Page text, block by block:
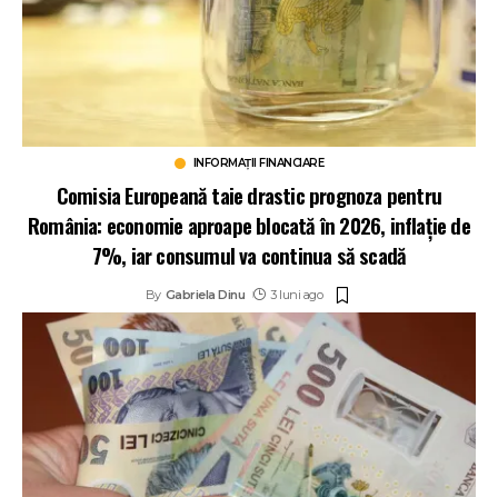
INFORMAȚII FINANCIARE
Comisia Europeană taie drastic prognoza pentru
România: economie aproape blocată în 2026, inflație de
7%, iar consumul va continua să scadă
By Gabriela Dinu 3 luni ago